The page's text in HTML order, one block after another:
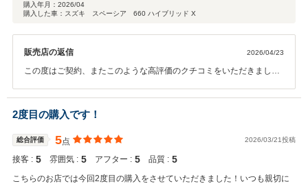
購入年月： 2026/04
購入した車：スズキ スペーシア 660 ハイブリッド X
販売店の返信 2026/04/23
この度はご契約、またこのような高評価のクチコミをいただきまして
買い求めになる際もぜひお手伝いさせて頂ければ幸いです。今後とも
宜しくお願い致します。 専務取締役 藤谷 竣
2度目の購入です！
総合評価 5点 2026/03/21投稿
接客 : 5 雰囲気 : 5 アフター : 5 品質 : 5
こちらのお店では今回2度目の購入をさせていただきました！いつも親切に